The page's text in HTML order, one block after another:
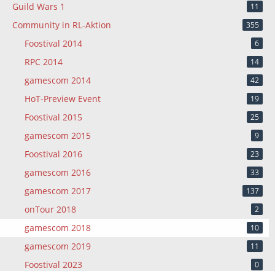
Guild Wars 1 11
Community in RL-Aktion 355
Foostival 2014 6
RPC 2014 14
gamescom 2014 42
HoT-Preview Event 19
Foostival 2015 25
gamescom 2015 9
Foostival 2016 23
gamescom 2016 33
gamescom 2017 137
onTour 2018 2
gamescom 2018 10
gamescom 2019 11
Foostival 2023 0